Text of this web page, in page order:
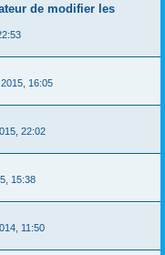
de modifier les
16:05
22:02
15:38
11:50